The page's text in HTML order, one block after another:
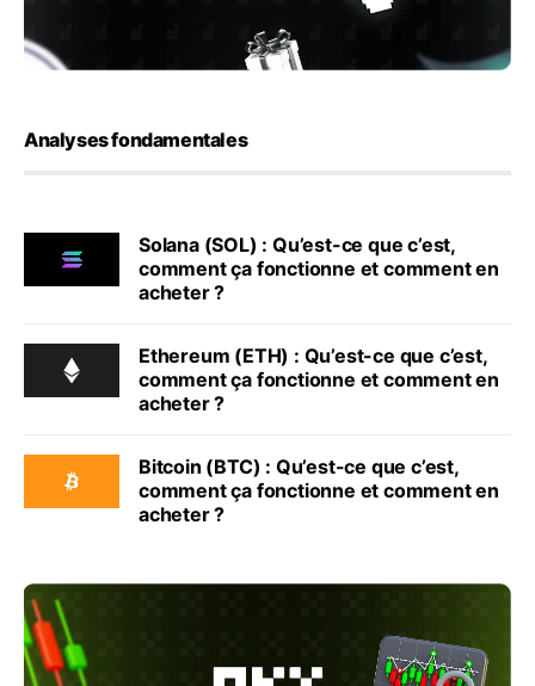
Analyses fondamentales
Solana (SOL) : Qu’est-ce que c’est,
comment ça fonctionne et comment en
acheter ?
Ethereum (ETH) : Qu’est-ce que c’est,
comment ça fonctionne et comment en
acheter ?
Bitcoin (BTC) : Qu’est-ce que c’est,
comment ça fonctionne et comment en
acheter ?